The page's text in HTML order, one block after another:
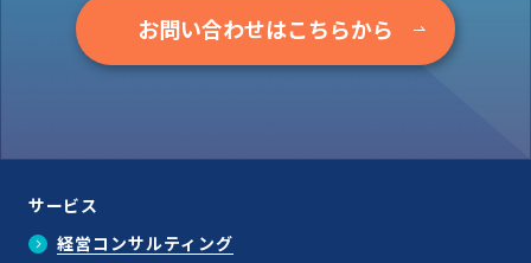
資料ダウンロード
お問い合わせはこちらから
サービス
経営コンサルティング